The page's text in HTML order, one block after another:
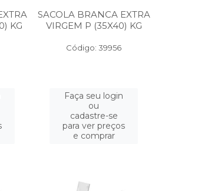
KG
SACOLA BRANCA EXTRA
VIRGEM P (35X40) KG
Código: 39956
Faça seu login
ou
cadastre-se
para ver preços
e comprar